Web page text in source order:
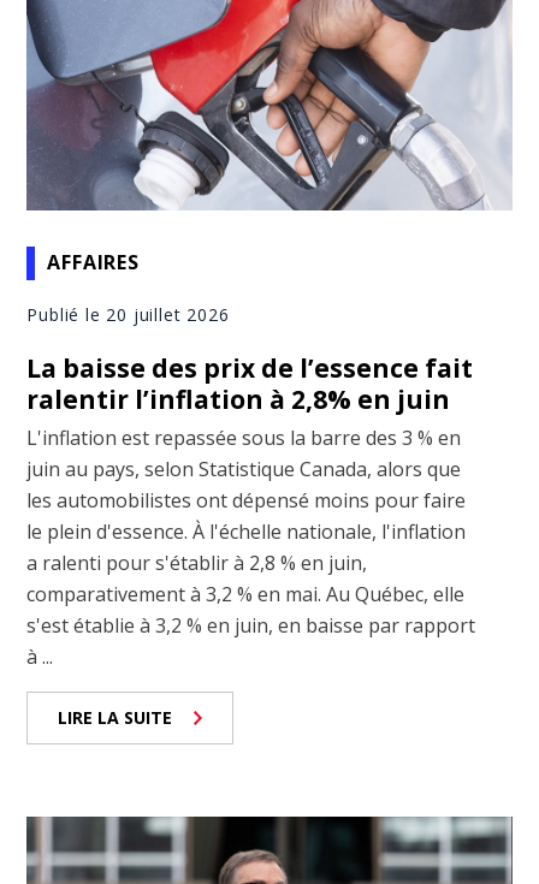
AFFAIRES
Publié le 20 juillet 2026
La baisse des prix de l’essence fait
ralentir l’inflation à 2,8% en juin
L'inflation est repassée sous la barre des 3 % en
juin au pays, selon Statistique Canada, alors que
les automobilistes ont dépensé moins pour faire
le plein d'essence. À l'échelle nationale, l'inflation
a ralenti pour s'établir à 2,8 % en juin,
comparativement à 3,2 % en mai. Au Québec, elle
s'est établie à 3,2 % en juin, en baisse par rapport
à ...
LIRE LA SUITE